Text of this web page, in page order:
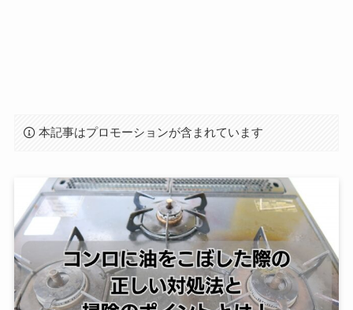
本記事はプロモーションが含まれています